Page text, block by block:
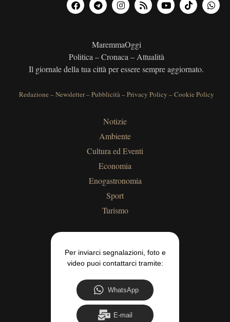
MaremmaOggi
Politica – Cronaca – Attualità
Il giornale della tua città per essere sempre aggiornato.
Redazione –Newsletter–Pubblicità–Privacy Policy –Cookie Policy
Notizie
Ambiente
Cultura ed Eventi
Economia
Enogastronomia
Sport
Turismo
Per inviarci segnalazioni, foto e
video puoi contattarci tramite:
WhatsApp
E-mail